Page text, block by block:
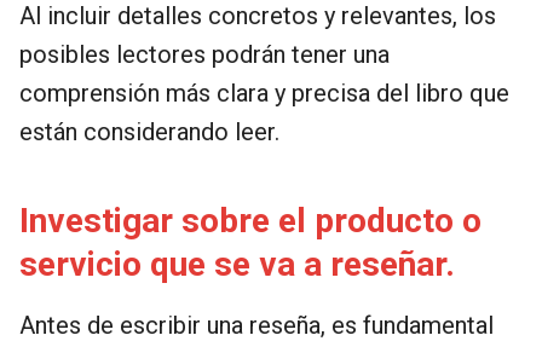
Al incluir detalles concretos y relevantes, los
posibles lectores podrán tener una
comprensión más clara y precisa del libro que
están considerando leer.
Investigar sobre el producto o
servicio que se va a reseñar.
Antes de escribir una reseña, es fundamental